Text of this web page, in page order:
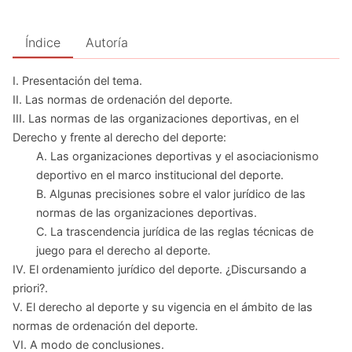
Índice Autoría
I. Presentación del tema.
II. Las normas de ordenación del deporte.
III. Las normas de las organizaciones deportivas, en el
Derecho y frente al derecho del deporte:
A. Las organizaciones deportivas y el asociacionismo
deportivo en el marco institucional del deporte.
B. Algunas precisiones sobre el valor jurídico de las
normas de las organizaciones deportivas.
C. La trascendencia jurídica de las reglas técnicas de
juego para el derecho al deporte.
IV. El ordenamiento jurídico del deporte. ¿Discursando a
priori?.
V. El derecho al deporte y su vigencia en el ámbito de las
normas de ordenación del deporte.
VI. A modo de conclusiones.